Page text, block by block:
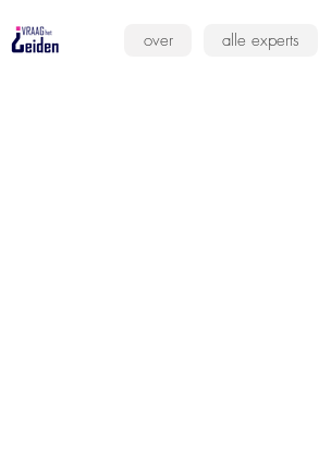
over alle experts